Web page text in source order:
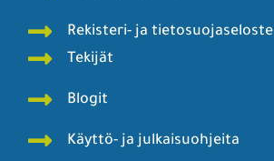
Rekisteri- ja tietosuojaseloste
Tekijät
Blogit
Käyttö- ja julkaisuohjeita